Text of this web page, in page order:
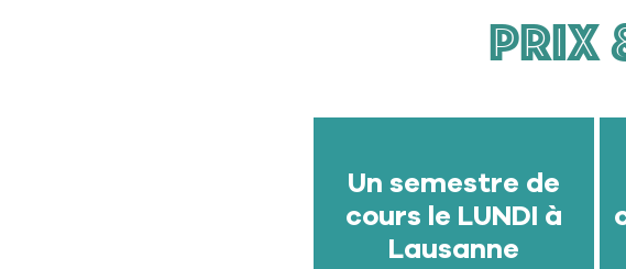
PRIX
Un semestre de
cours le LUNDI à
Lausanne